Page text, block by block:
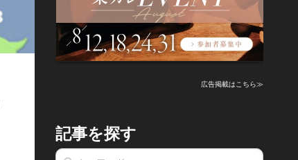
広告掲載はこちら≫
記事を探す